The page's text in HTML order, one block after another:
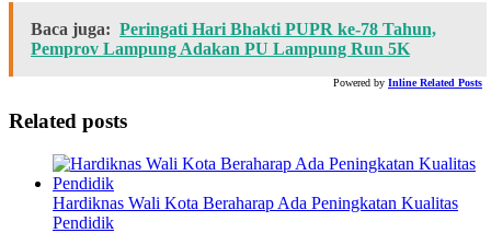
Baca juga: Peringati Hari Bhakti PUPR ke-78 Tahun,
Pemprov Lampung Adakan PU Lampung Run 5K
Powered by Inline Related Posts
Related posts
Hardiknas Wali Kota Beraharap Ada Peningkatan Kualitas
Pendidik